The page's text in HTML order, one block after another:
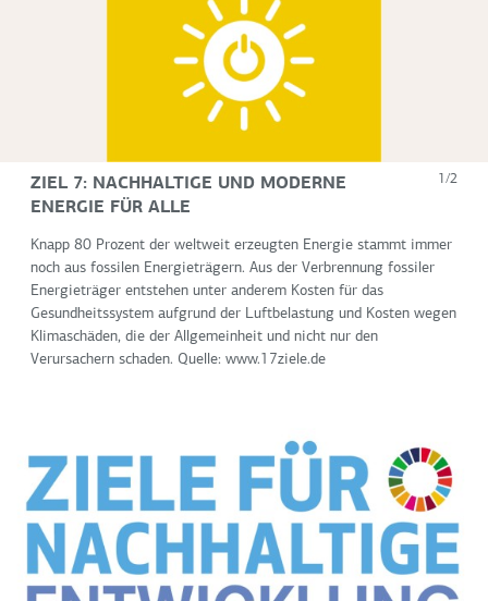
ZIEL 7: NACHHALTIGE UND MODERNE
ENERGIE FÜR ALLE
1/2
Knapp 80 Prozent der weltweit erzeugten Energie stammt immer
noch aus fossilen Energieträgern. Aus der Verbrennung fossiler
Energieträger entstehen unter anderem Kosten für das
Gesundheitssystem aufgrund der Luftbelastung und Kosten wegen
Klimaschäden, die der Allgemeinheit und nicht nur den
Verursachern schaden. Quelle: www.17ziele.de